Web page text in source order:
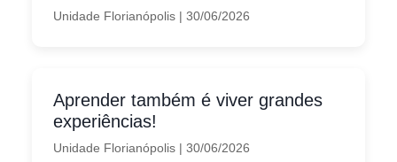
Unidade Florianópolis | 30/06/2026
Aprender também é viver grandes
experiências!
Unidade Florianópolis | 30/06/2026